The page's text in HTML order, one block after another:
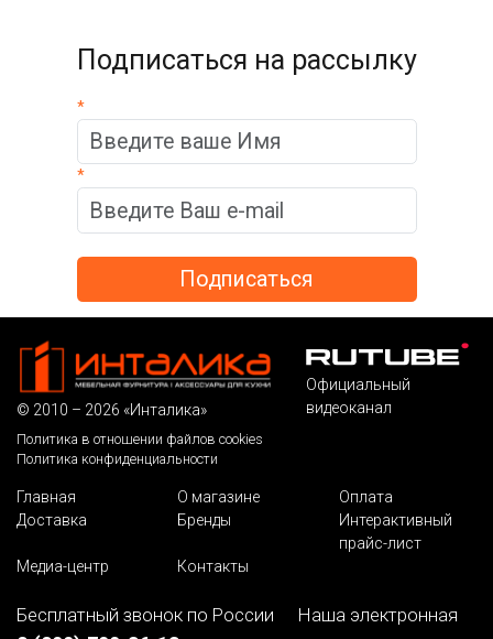
Подписаться на рассылку
*
*
© 2010 – 2026 «Инталика»
Политика в отношении файлов cookies
Политика конфиденциальности
Официальный
видеоканал
Главная О магазине
Оплата
Доставка
Бренды
Интерактивный
прайс-лист
Медиа-центр
Контакты
Бесплатный звонок по России
Наша электронная